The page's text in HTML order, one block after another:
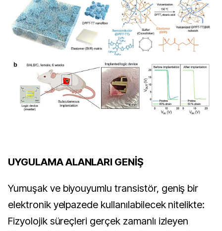
UYGULAMA ALANLARI GENİŞ
Yumuşak ve biyouyumlu transistör, geniş bir
elektronik yelpazede kullanılabilecek nitelikte:
Fizyolojik süreçleri gerçek zamanlı izleyen